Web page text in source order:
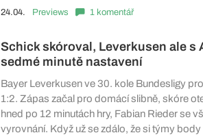
24.04. Previews 1 komentář
Schick skóroval, Leverkusen ale s
sedmé minutě nastavení
Bayer Leverkusen ve 30. kole Bundesligy
1:2. Zápas začal pro domácí slibně, skóre
hned po 12 minutách hry, Fabian Rieder se
vyrovnání. Když už se zdálo, že si týmy